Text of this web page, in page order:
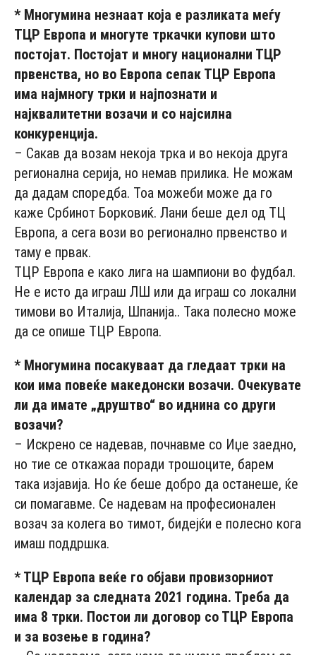
* Многумина незнаат која е разликата меѓу
ТЦР Европа и многуте тркачки купови што
постојат. Постојат и многу национални ТЦР
првенства, но во Европа сепак ТЦР Европа
има најмногу трки и најпознати и
најквалитетни возачи и со најсилна
конкуренција.
– Сакав да возам некоја трка и во некоја друга
регионална серија, но немав прилика. Не можам
да дадам споредба. Тоа можеби може да го
каже Србинот Борковиќ. Лани беше дел од ТЦ
Европа, а сега вози во регионално првенство и
таму е првак.
ТЦР Европа е како лига на шампиони во фудбал.
Не е исто да играш ЛШ или да играш со локални
тимови во Италија, Шпанија.. Така полесно може
да се опише ТЦР Европа.
* Многумина посакуваат да гледаат трки на
кои има повеќе македонски возачи. Очекувате
ли да имате „друштво“ во иднина со други
возачи?
– Искрено се надевав, почнавме со Иџе заедно,
но тие се откажаа поради трошоците, барем
така изјавија. Но ќе беше добро да останеше, ќе
си помагавме. Се надевам на професионален
возач за колега во тимот, бидејќи е полесно кога
имаш поддршка.
* ТЦР Европа веќе го објави провизорниот
календар за следната 2021 година. Треба да
има 8 трки. Постои ли договор со ТЦР Европа
и за возење в година?